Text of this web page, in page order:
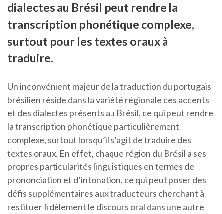
dialectes au Brésil peut rendre la
transcription phonétique complexe,
surtout pour les textes oraux à
traduire.
Un inconvénient majeur de la traduction du portugais
brésilien réside dans la variété régionale des accents
et des dialectes présents au Brésil, ce qui peut rendre
la transcription phonétique particulièrement
complexe, surtout lorsqu’il s’agit de traduire des
textes oraux. En effet, chaque région du Brésil a ses
propres particularités linguistiques en termes de
prononciation et d’intonation, ce qui peut poser des
défis supplémentaires aux traducteurs cherchant à
restituer fidèlement le discours oral dans une autre